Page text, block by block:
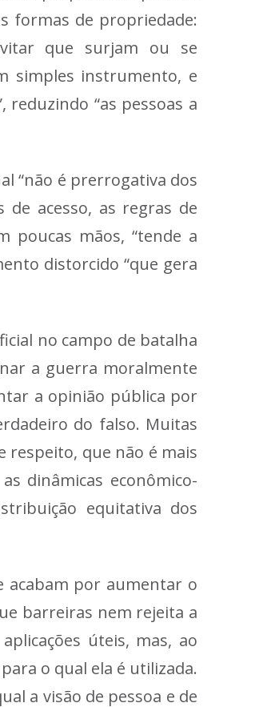
formas de propriedade:
que surjam ou se
simples instrumento, e
“as pessoas a
“não é prerrogativa dos
de acesso, as regras de
poucas mãos, “tende a
distorcido “que gera
no campo de batalha
a guerra moralmente
a opinião pública por
do falso. Muitas
respeito, que não é mais
dinâmicas econômico-
equitativa dos
acabam por aumentar o
barreiras nem rejeita a
úteis, mas, ao
o qual ela é utilizada.
a visão de pessoa e de